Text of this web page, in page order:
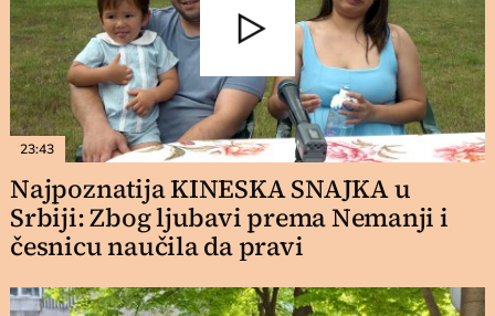
23:43
Najpoznatija KINESKA SNAJKA u
Srbiji: Zbog ljubavi prema Nemanji i
česnicu naučila da pravi